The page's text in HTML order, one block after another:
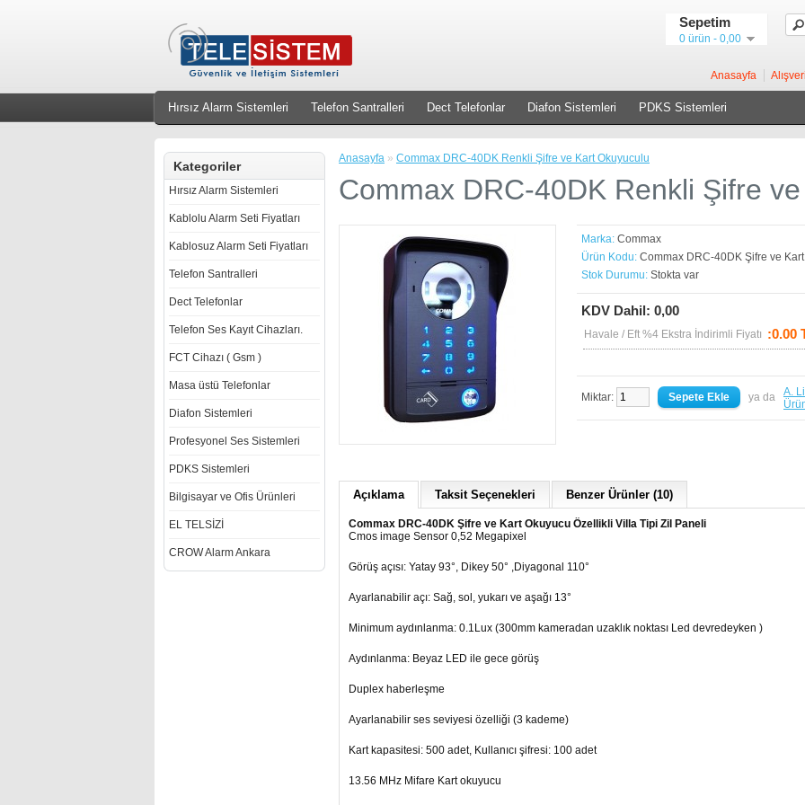
Sepetim
0 ürün - 0,00
Anasayfa
Hırsız Alarm Sistemleri Telefon Santralleri Dect Telefonlar Diafon Sistemleri PDKS Sistemleri
Kategoriler
Hırsız Alarm Sistemleri
Kablolu Alarm Seti Fiyatları
Kablosuz Alarm Seti Fiyatları
Telefon Santralleri
Dect Telefonlar
Telefon Ses Kayıt Cihazları.
FCT Cihazı ( Gsm )
Masa üstü Telefonlar
Diafon Sistemleri
Profesyonel Ses Sistemleri
PDKS Sistemleri
Bilgisayar ve Ofis Ürünleri
EL TELSİZİ
CROW Alarm Ankara
Anasayfa » Commax DRC-40DK Renkli Şifre ve Kart Okuyuculu
Commax DRC-40DK Renkli Şifre
Marka: Commax
Ürün Kodu: Commax DRC-40DK Şifre ve
Stok Durumu: Stokta var
KDV Dahil: 0,00
Havale / Eft %4 Ekstra İndirimli Fiyatı :0.00
Miktar: ya da
A.
Açıklama Taksit Seçenekleri Benzer Ürünler (10)
Commax DRC-40DK Şifre ve Kart Okuyucu Özellikli Villa Tipi Zil Paneli
Cmos image Sensor 0,52 Megapixel
Görüş açısı: Yatay 93°, Dikey 50° ,Diyagonal 110°
Ayarlanabilir açı: Sağ, sol, yukarı ve aşağı 13°
Minimum aydınlanma: 0.1Lux (300mm kameradan uzaklık noktası Led devredeyken )
Aydınlanma: Beyaz LED ile gece görüş
Duplex haberleşme
Ayarlanabilir ses seviyesi özelliği (3 kademe)
Kart kapasitesi: 500 adet, Kullanıcı şifresi: 100 adet
13.56 MHz Mifare Kart okuyucu